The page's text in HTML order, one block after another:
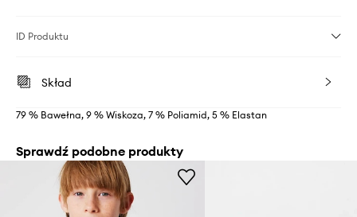
ID Produktu
Skład
79 % Bawełna, 9 % Wiskoza, 7 % Poliamid, 5 % Elastan
Sprawdź podobne produkty